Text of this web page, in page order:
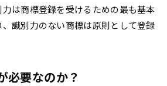
は商標登録を受けるための最も基本
識別力のない商標は原則として登録
必要なのか？